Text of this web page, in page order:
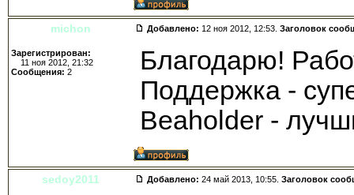
michon Добавлено: 12 ноя 2012, 12:53. Заголовок
Зарегистрирован:
11 ноя 2012, 21:32
Сообщения: 2
Благодарю!
Поддержка -
Beaholder -
sedoy2011 Добавлено: 24 май 2013, 10:55. Заголовок